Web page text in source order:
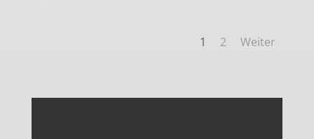
1 2 Weiter